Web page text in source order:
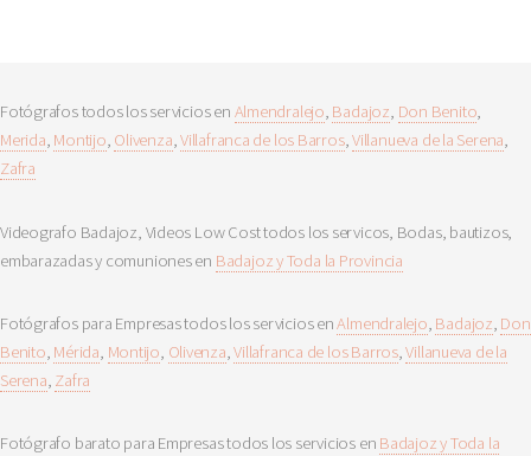
Fotógrafos todos los servicios en Almendralejo, Badajoz, Don Benito,
Merida, Montijo, Olivenza,Villafranca de los Barros,Villanueva de la Serena,
Zafra
Videografo Badajoz, Videos Low Cost todos los servicos, Bodas, bautizos,
embarazadas y comuniones en Badajoz y Toda la Provincia
Fotógrafos para Empresas todos los servicios enAlmendralejo, Badajoz, Don
Benito, Mérida, Montijo, Olivenza,Villafranca de los Barros,Villanueva de la
Serena, Zafra
Fotógrafo barato para Empresas todos los servicios en Badajoz y Toda la